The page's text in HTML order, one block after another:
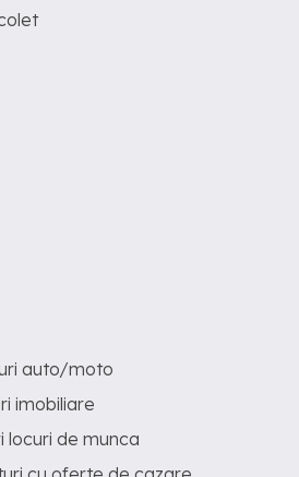
auto/moto
imobiliare
locuri de munca